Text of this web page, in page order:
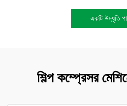
একটি উদ্ধৃতি
শিল্প কম্প্রেসর